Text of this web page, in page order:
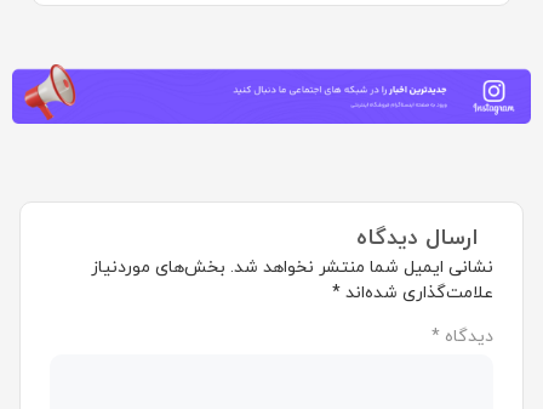
ارسال دیدگاه
نشانی ایمیل شما منتشر نخواهد شد. بخش‌های موردنیاز
علامت‌گذاری شده‌اند *
دیدگاه *